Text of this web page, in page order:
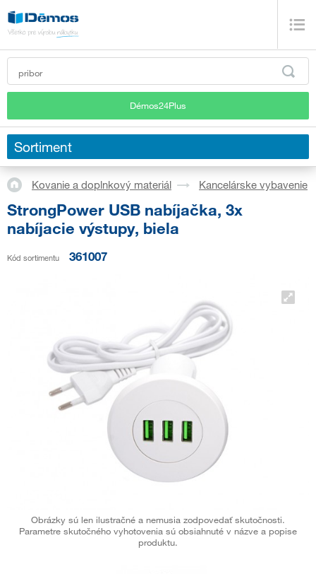
Démos24Plus
Sortiment
Kovanie a doplnkový materiál Kancelárske vybavenie
StrongPower USB nabíjačka, 3x
nabíjacie výstupy, biela
Kód sortimentu 361007
Obrázky sú len ilustračné a nemusia zodpovedať skutočnosti.
Parametre skutočného vyhotovenia sú obsiahnuté v názve a popise
produktu.